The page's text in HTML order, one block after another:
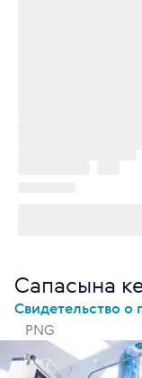
Сапасына
Свидетельство о
PNG